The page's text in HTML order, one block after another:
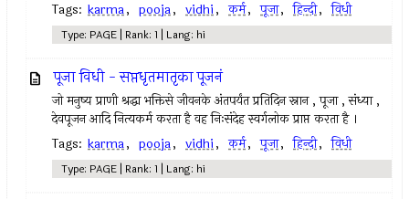
Tags: karma, pooja, vidhi, कर्म, पूजा, हिन्दी, विधी
Type: PAGE | Rank: 1 | Lang: hi
पूजा विधी - सप्तधृतमातृका पूजनं
जो मनुष्य प्राणी श्रद्धा भक्तिसे जीवनके अंतपर्यंत प्रतिदिन स्नान , पूजा , संध्या ,
देवपूजन आदि नित्यकर्म करता है वह निःसंदेह स्वर्गलोक प्राप्त करता है ।
Tags: karma, pooja, vidhi, कर्म, पूजा, हिन्दी, विधी
Type: PAGE | Rank: 1 | Lang: hi